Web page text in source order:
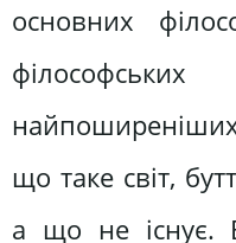
основних
що таке світ,
а що не існує.